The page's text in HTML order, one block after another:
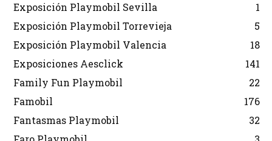
Exposición Playmobil Sevilla
1
Exposición Playmobil Torrevieja
5
Exposición Playmobil Valencia
18
Exposiciones Aesclick
141
Family Fun Playmobil
22
Famobil
176
Fantasmas Playmobil
32